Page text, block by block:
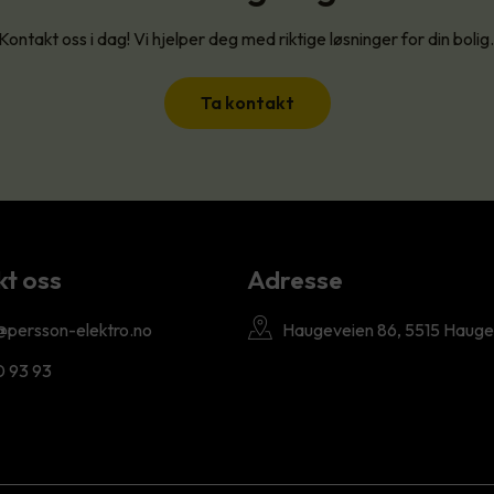
oss i dag! Vi hjelper deg med riktige løsninger for din bolig.
Ta kontakt
oss
elektro.no
93 93
Adresse
Haugeveien 86, 5515